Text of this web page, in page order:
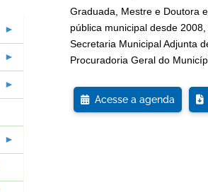
Graduada, Mestre e Doutora
pública municipal desde
Secretaria Municipal Adjunta
Procuradoria Geral do
Acesse a agenda